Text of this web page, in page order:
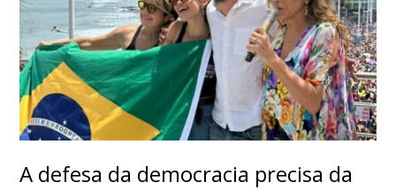
A defesa da democracia precisa da